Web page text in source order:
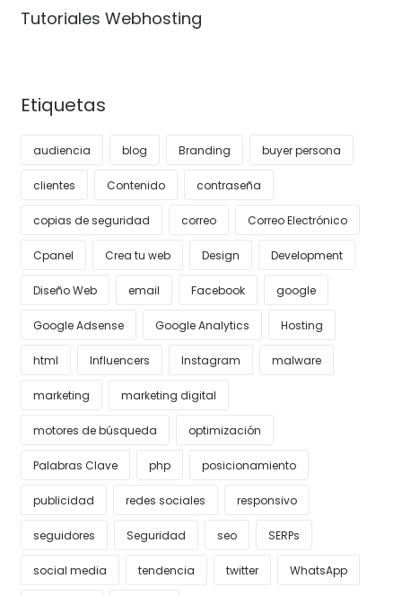
Tutoriales Webhosting
Etiquetas
audiencia blog Branding buyer persona
clientes Contenido contraseña
copias de seguridad correo Correo Electrónico
Cpanel Crea tu web Design Development
Diseño Web email Facebook google
Google Adsense Google Analytics Hosting
html Influencers Instagram malware
marketing marketing digital
motores de búsqueda optimización
Palabras Clave php posicionamiento
publicidad redes sociales responsivo
seguidores Seguridad seo SERPs
social media tendencia twitter WhatsApp